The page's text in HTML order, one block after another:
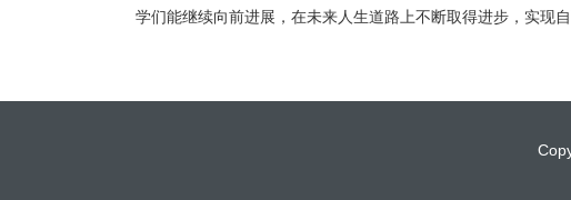
学们能继续向前进展，在未来人生道路上不断取得进步，实现自